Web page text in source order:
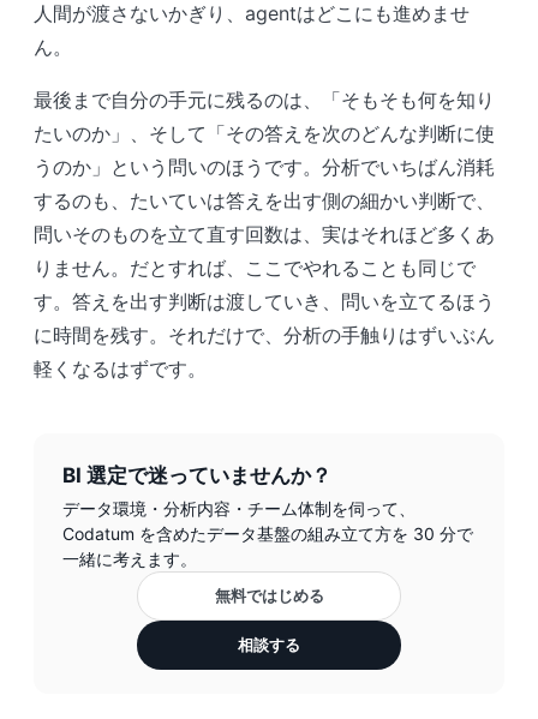
人間が渡さないかぎり、agentはどこにも進めませ
ん。
最後まで自分の手元に残るのは、「そもそも何を知り
たいのか」、そして「その答えを次のどんな判断に使
うのか」という問いのほうです。分析でいちばん消耗
するのも、たいていは答えを出す側の細かい判断で、
問いそのものを立て直す回数は、実はそれほど多くあ
りません。だとすれば、ここでやれることも同じで
す。答えを出す判断は渡していき、問いを立てるほう
に時間を残す。それだけで、分析の手触りはずいぶん
軽くなるはずです。
BI 選定で迷っていませんか？
データ環境・分析内容・チーム体制を伺って、
Codatum を含めたデータ基盤の組み立て方を 30 分で
一緒に考えます。
無料ではじめる
相談する